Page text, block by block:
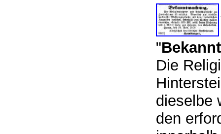
"
Die
dieselbe
den